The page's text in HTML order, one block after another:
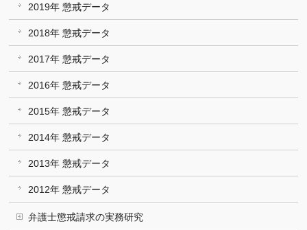
2019年 懲戒データ
2018年 懲戒データ
2017年 懲戒データ
2016年 懲戒データ
2015年 懲戒データ
2014年 懲戒データ
2013年 懲戒データ
2012年 懲戒データ
弁護士懲戒請求の実務研究